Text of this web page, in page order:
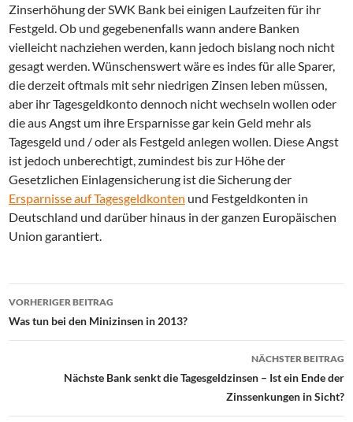
Zinserhöhung der SWK Bank bei einigen Laufzeiten für ihr
Festgeld. Ob und gegebenenfalls wann andere Banken
vielleicht nachziehen werden, kann jedoch bislang noch nicht
gesagt werden. Wünschenswert wäre es indes für alle Sparer,
die derzeit oftmals mit sehr niedrigen Zinsen leben müssen,
aber ihr Tagesgeldkonto dennoch nicht wechseln wollen oder
die aus Angst um ihre Ersparnisse gar kein Geld mehr als
Tagesgeld und / oder als Festgeld anlegen wollen. Diese Angst
ist jedoch unberechtigt, zumindest bis zur Höhe der
Gesetzlichen Einlagensicherung ist die Sicherung der
Ersparnisse auf Tagesgeldkonten und Festgeldkonten in
Deutschland und darüber hinaus in der ganzen Europäischen
Union garantiert.
Beitrags-
Navigation
VORHERIGER BEITRAG
Was tun bei den Minizinsen in 2013?
NÄCHSTER BEITRAG
Nächste Bank senkt die Tagesgeldzinsen – Ist ein Ende der
Zinssenkungen in Sicht?